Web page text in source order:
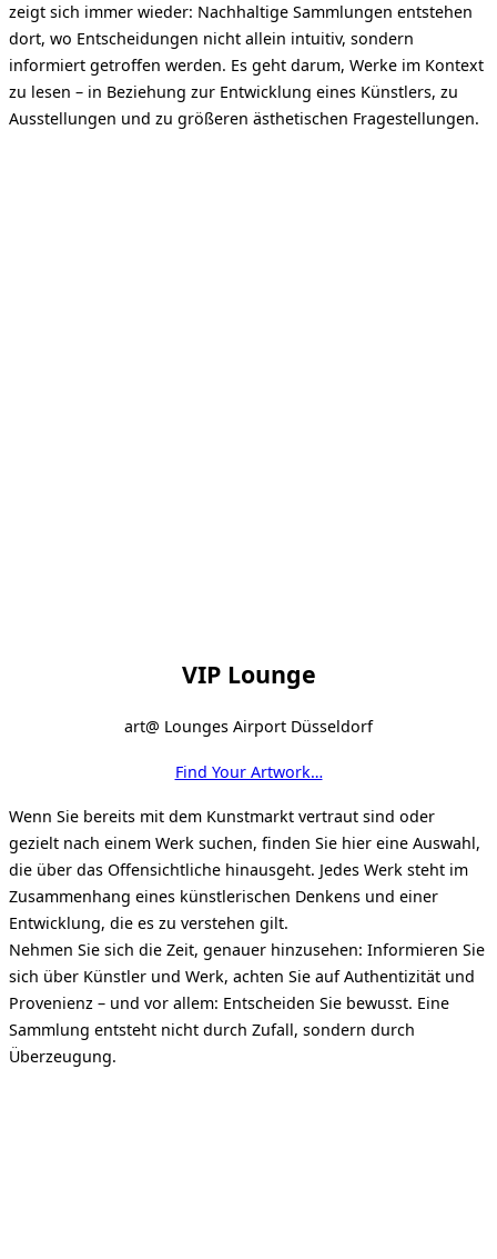
zeigt sich immer wieder: Nachhaltige Sammlungen entstehen
dort, wo Entscheidungen nicht allein intuitiv, sondern
informiert getroffen werden. Es geht darum, Werke im Kontext
zu lesen – in Beziehung zur Entwicklung eines Künstlers, zu
Ausstellungen und zu größeren ästhetischen Fragestellungen.
VIP Lounge
art@ Lounges Airport Düsseldorf
Find Your Artwork…
Wenn Sie bereits mit dem Kunstmarkt vertraut sind oder
gezielt nach einem Werk suchen, finden Sie hier eine Auswahl,
die über das Offensichtliche hinausgeht. Jedes Werk steht im
Zusammenhang eines künstlerischen Denkens und einer
Entwicklung, die es zu verstehen gilt.
Nehmen Sie sich die Zeit, genauer hinzusehen: Informieren Sie
sich über Künstler und Werk, achten Sie auf Authentizität und
Provenienz – und vor allem: Entscheiden Sie bewusst. Eine
Sammlung entsteht nicht durch Zufall, sondern durch
Überzeugung.